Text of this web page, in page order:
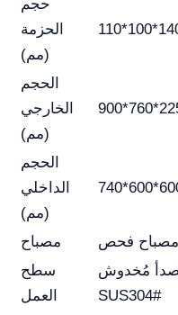
حجم
الحزمة
(مم)
الحجم
الخارجي
(مم)
الحجم
الداخلي
(مم)
مصباح
سطح
العمل
مُخدوش
SUS304#